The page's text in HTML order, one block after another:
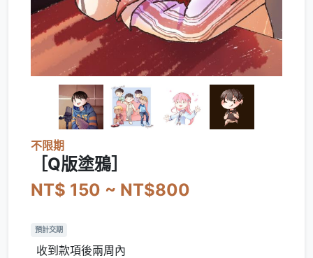
不限期
［Q版塗鴉］
NT$ 150 ~ NT$800
預計交期
收到款項後兩周內